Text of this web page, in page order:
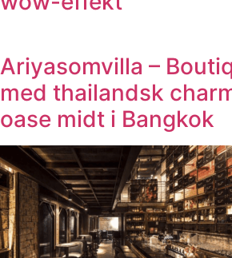
Ariyasomvilla –
med thailandsk
oase midt i Bangkok